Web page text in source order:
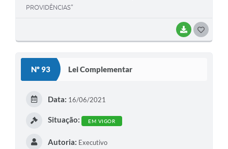
BAIXAR
PROVIDÊNCIAS”
Nº 93 Lei Complementar
Data: 16/06/2021
Situação: EM VIGOR
Autoria: Executivo